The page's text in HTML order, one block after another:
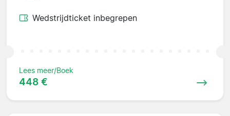
Wedstrijdticket inbegrepen
Lees meer/Boek
448 €